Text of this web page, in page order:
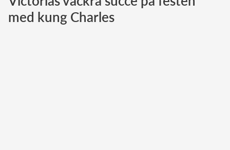
Norska kungahuset
med kung Charles